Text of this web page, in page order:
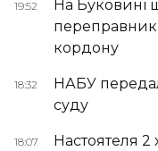
19:52
На Буковині
кордону
18:32
НАБУ
суду
18:07
Настоятеля